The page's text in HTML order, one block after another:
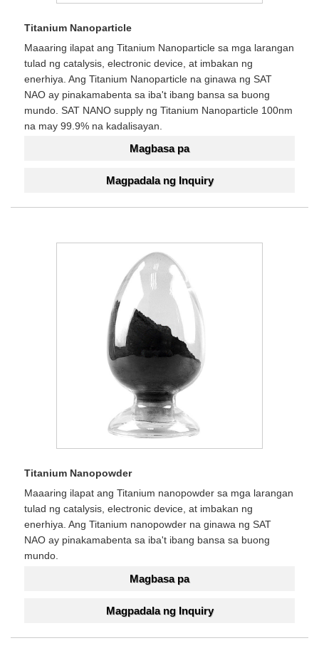
Titanium Nanoparticle
Maaaring ilapat ang Titanium Nanoparticle sa mga larangan
tulad ng catalysis, electronic device, at imbakan ng
enerhiya. Ang Titanium Nanoparticle na ginawa ng SAT
NAO ay pinakamabenta sa iba't ibang bansa sa buong
mundo. SAT NANO supply ng Titanium Nanoparticle 100nm
na may 99.9% na kadalisayan.
Magbasa pa
Magpadala ng Inquiry
Titanium Nanopowder
Maaaring ilapat ang Titanium nanopowder sa mga larangan
tulad ng catalysis, electronic device, at imbakan ng
enerhiya. Ang Titanium nanopowder na ginawa ng SAT
NAO ay pinakamabenta sa iba't ibang bansa sa buong
mundo.
Magbasa pa
Magpadala ng Inquiry